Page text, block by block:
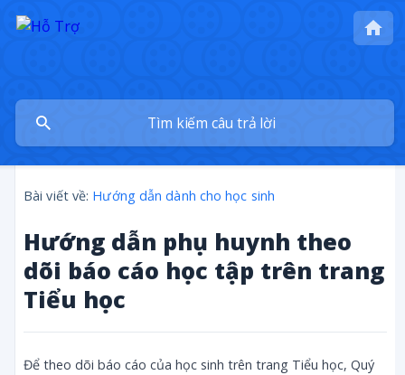
Bài viết về: Hướng dẫn dành cho học sinh
Hướng dẫn phụ huynh theo
dõi báo cáo học tập trên trang
Tiểu học
Để theo dõi báo cáo của học sinh trên trang Tiểu học, Quý